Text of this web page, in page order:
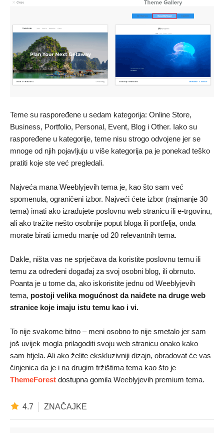
Teme su raspoređene u sedam kategorija: Online Store,
Business, Portfolio, Personal, Event, Blog i Other. Iako su
raspoređene u kategorije, teme nisu strogo odvojene jer se
mnoge od njih pojavljuju u više kategorija pa je ponekad teško
pratiti koje ste već pregledali.
Najveća mana Weeblyjevih tema je, kao što sam već
spomenula, ograničeni izbor. Najveći ćete izbor (najmanje 30
tema) imati ako izrađujete poslovnu web stranicu ili e-trgovinu,
ali ako tražite nešto osobnije poput bloga ili portfelja, onda
morate birati između manje od 20 relevantnih tema.
Dakle, ništa vas ne sprječava da koristite poslovnu temu ili
temu za određeni događaj za svoj osobni blog, ili obrnuto.
Poanta je u tome da, ako iskoristite jednu od Weeblyjevih
tema, postoji velika mogućnost da naiđete na druge web
stranice koje imaju istu temu kao i vi.
To nije svakome bitno – meni osobno to nije smetalo jer sam
još uvijek mogla prilagoditi svoju web stranicu onako kako
sam htjela. Ali ako želite ekskluzivniji dizajn, obradovat će vas
činjenica da je i na drugim tržištima tema kao što je
ThemeForest dostupna gomila Weeblyjevih premium tema.
4.7 ZNAČAJKE